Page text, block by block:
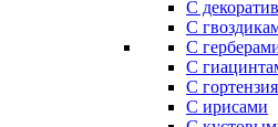
С
С
С
С
С
С ирисами